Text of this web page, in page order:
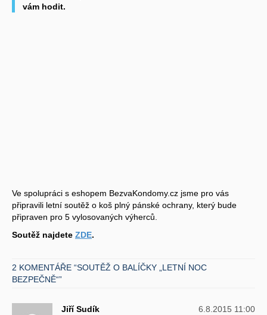
vám hodit.
Ve spolupráci s eshopem BezvaKondomy.cz jsme pro vás
připravili letní soutěž o koš plný pánské ochrany, který bude
připraven pro 5 vylosovaných výherců.
Soutěž najdete ZDE.
2 KOMENTÁŘE “SOUTĚŽ O BALÍČKY „LETNÍ NOC
BEZPEČNĚ“”
Jiří Sudík 6.8.2015 11:00